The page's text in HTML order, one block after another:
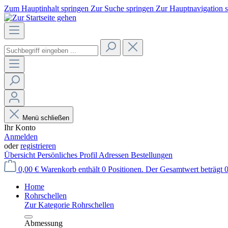
Zum Hauptinhalt springen Zur Suche springen Zur Hauptnavigation
Menü schließen
Ihr Konto
Anmelden
oderregistrieren
Übersicht Persönliches Profil Adressen Bestellungen
0,00 € Warenkorb enthält 0 Positionen. Der Gesamtwert beträgt
Home
Rohrschellen
Zur Kategorie Rohrschellen
Abmessung